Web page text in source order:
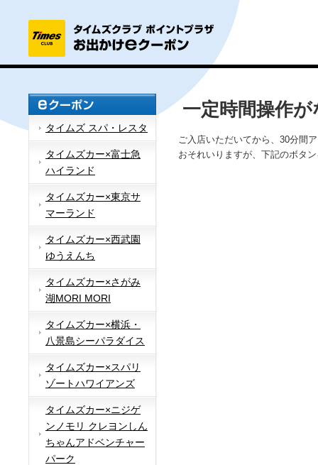
タイムズ スパ・レスタ
タイムズカー×富士急
ハイランド
タイムズカー×東京サ
マーランド
タイムズカー×西武園
ゆうえんち
タイムズカー×さがみ
湖MORI MORI
タイムズカー×横浜・
八景島シーパラダイス
タイムズカー×スパリ
ゾートハワイアンズ
タイムズカー×ニジゲ
ンノモリ クレヨンしん
ちゃんアドベンチャー
パーク
一定時間操作
ご入店いただいてから、30分間
おそれいりますが、下記のボタ